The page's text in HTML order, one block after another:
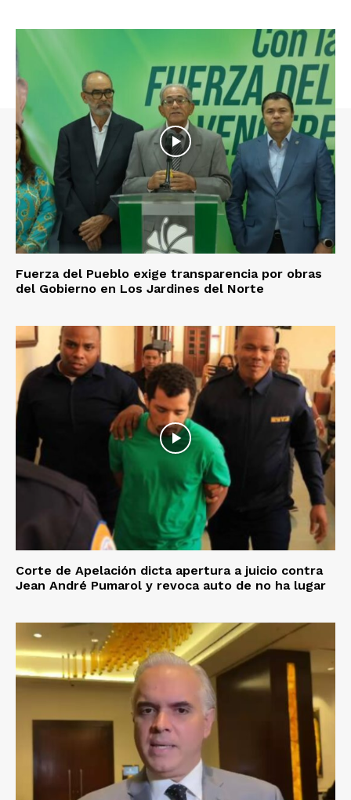
Fuerza del Pueblo exige transparencia por obras
del Gobierno en Los Jardines del Norte
Corte de Apelación dicta apertura a juicio contra
Jean André Pumarol y revoca auto de no ha lugar